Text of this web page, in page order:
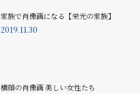
家族で肖像画になる【栄光の家族】
2019.11.30
横顔の肖像画 美しい女性たち